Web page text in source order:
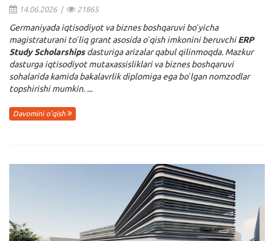
14.06.2026 | 21865
Germaniyada iqtisodiyot va biznes boshqaruvi boʻyicha
magistraturani toʻliq grant asosida oʻqish imkonini beruvchiERP
Study Scholarshipsdasturiga arizalar qabul qilinmoqda. Mazkur
dasturga iqtisodiyot mutaxassisliklari va biznes boshqaruvi
sohalarida kamida bakalavrlik diplomiga ega boʻlgan nomzodlar
topshirishi mumkin. ...
Davomini o'qish